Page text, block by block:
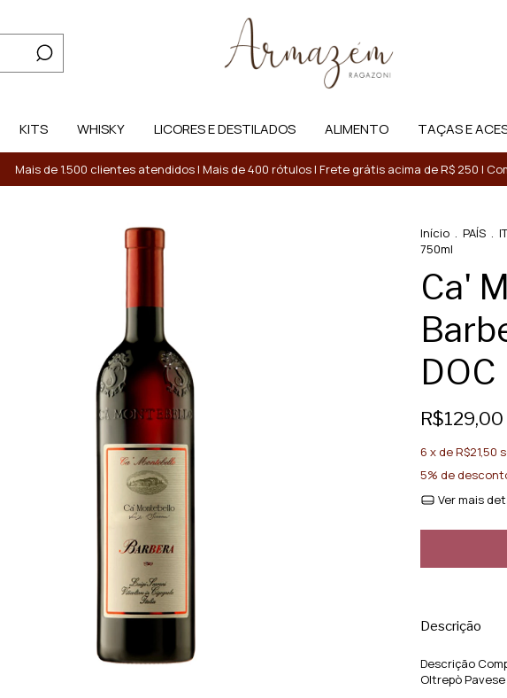
KITS WHISKY LICORES E DESTILADOS ALIMENTO TAÇAS E
Mais de 1.500 clientes atendidos | Mais de 400 rótulos | Frete grátis acima de R$ 250 |
Início . PAÍS .
750ml
Ca'
R$129,00
6 x deR$21,50
5% de
Ver mais
Descrição
Descrição
Oltrepò Pavese